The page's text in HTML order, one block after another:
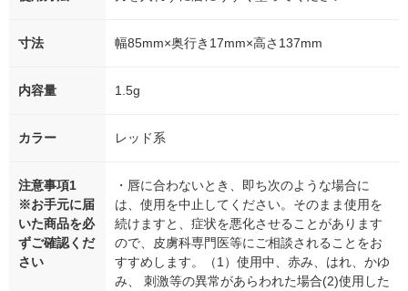
寸法 幅85mm×奥行き17mm×高さ137mm
内容量 1.5g
カラー レッド系
注意事項1
※お手元に届
いた商品を必
ずご確認くだ
さい
・唇に合わないとき、即ち次のような場合に
は、使用を中止してください。そのまま使用を
続けますと、症状を悪化させることがあります
ので、皮虜科専門医等にご相談されることをお
すすめします。（1）使用中、赤み、はれ、かゆ
み、 刺激等の異常があらわれた場合(2)使用した